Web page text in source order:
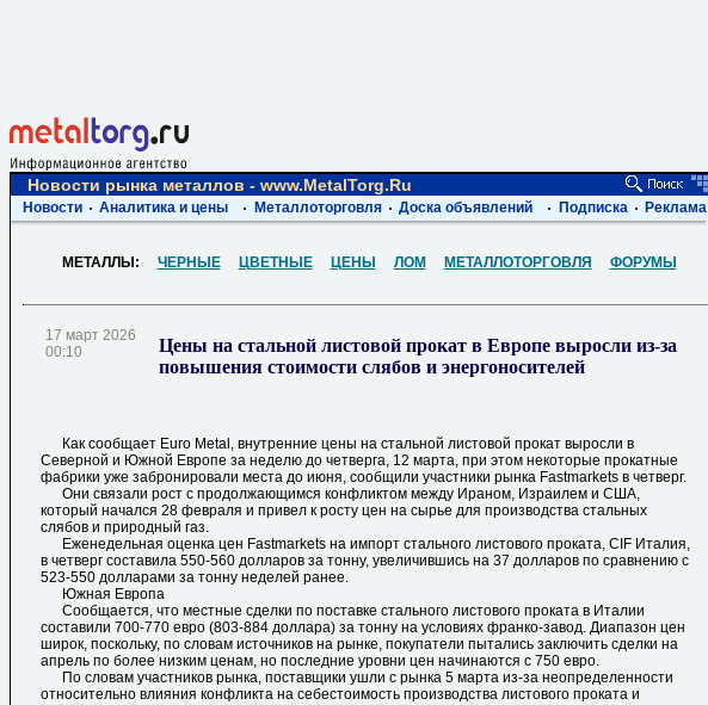
Новости рынка металлов - www.MetalTorg.Ru
Новости Аналитика и цены Металлоторговля Доска объявлений Подписка Реклама
МЕТАЛЛЫ: ЧЕРНЫЕ ЦВЕТНЫЕ ЦЕНЫ ЛОМ МЕТАЛЛОТОРГОВЛЯ ФОРУМЫ
17 март 2026
00:10
Цены на стальной листовой прокат в Европе выросли из-за
повышения стоимости слябов и энергоносителей
Как сообщает Euro Metal, внутренние цены на стальной листовой прокат выросли в
Северной и Южной Европе за неделю до четверга, 12 марта, при этом некоторые прокатные
фабрики уже забронировали места до июня, сообщили участники рынка Fastmarkets в четверг.
Они связали рост с продолжающимся конфликтом между Ираном, Израилем и США,
который начался 28 февраля и привел к росту цен на сырье для производства стальных
слябов и природный газ.
Еженедельная оценка цен Fastmarkets на импорт стального листового проката, CIF Италия,
в четверг составила 550-560 долларов за тонну, увеличившись на 37 долларов по сравнению с
523-550 долларами за тонну неделей ранее.
Южная Европа
Сообщается, что местные сделки по поставке стального листового проката в Италии
составили 700-770 евро (803-884 доллара) за тонну на условиях франко-завод. Диапазон цен
широк, поскольку, по словам источников на рынке, покупатели пытались заключить сделки на
апрель по более низким ценам, но последние уровни цен начинаются с 750 евро.
По словам участников рынка, поставщики ушли с рынка 5 марта из-за неопределенности
относительно влияния конфликта на себестоимость производства листового проката и